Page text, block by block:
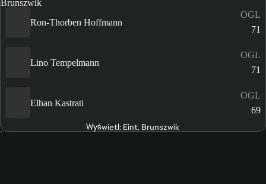
Ron-Thorben Hoffmann
OGL
71
Lino Tempelmann
OGL
71
Elhan Kastrati
OGL
69
Wyświetl: Eint. Brunszwik